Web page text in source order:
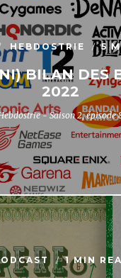
HEBDOSTRIE 5
BILAN DES
2022
- Saison 2, épisode
1 MIN